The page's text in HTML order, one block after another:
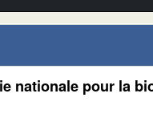
nationale pour la